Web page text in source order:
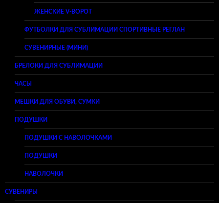
ЖЕНСКИЕ V-ВОРОТ
ФУТБОЛКИ ДЛЯ СУБЛИМАЦИИ СПОРТИВНЫЕ РЕГЛАН
СУВЕНИРНЫЕ (МИНИ)
БРЕЛОКИ ДЛЯ СУБЛИМАЦИИ
ЧАСЫ
МЕШКИ ДЛЯ ОБУВИ, СУМКИ
ПОДУШКИ
ПОДУШКИ С НАВОЛОЧКАМИ
ПОДУШКИ
НАВОЛОЧКИ
СУВЕНИРЫ